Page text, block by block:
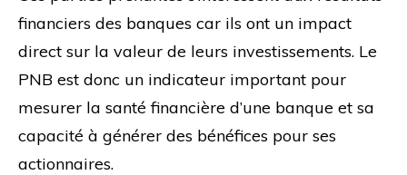
financiers des banques car ils ont un impact
direct sur la valeur de leurs investissements. Le
PNB est donc un indicateur important pour
mesurer la santé financière d’une banque et sa
capacité à générer des bénéfices pour ses
actionnaires.